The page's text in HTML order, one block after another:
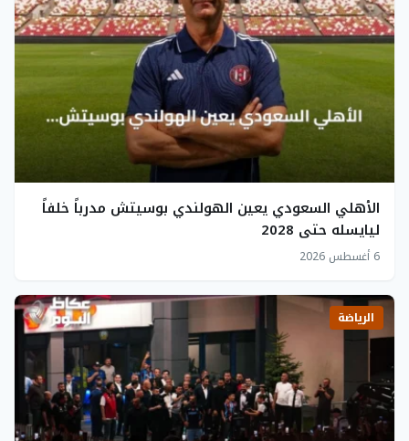
الأهلي السعودي يعين الهولندي بوسيتش مدرباً خلفاً
ليايسله حتى 2028
6 أغسطس 2026
الرياضة